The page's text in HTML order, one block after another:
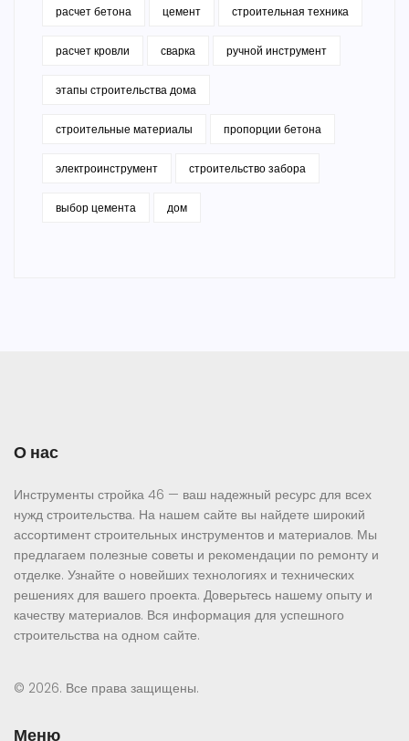
расчет бетона цемент строительная техника
расчет кровли сварка ручной инструмент
этапы строительства дома
строительные материалы пропорции бетона
электроинструмент строительство забора
выбор цемента дом
О нас
Инструменты стройка 46 — ваш надежный ресурс для всех
нужд строительства. На нашем сайте вы найдете широкий
ассортимент строительных инструментов и материалов. Мы
предлагаем полезные советы и рекомендации по ремонту и
отделке. Узнайте о новейших технологиях и технических
решениях для вашего проекта. Доверьтесь нашему опыту и
качеству материалов. Вся информация для успешного
строительства на одном сайте.
© 2026. Все права защищены.
Меню